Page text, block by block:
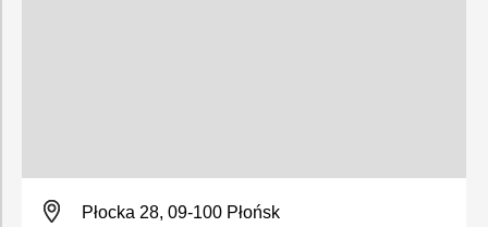
Płocka 28, 09-100 Płońsk